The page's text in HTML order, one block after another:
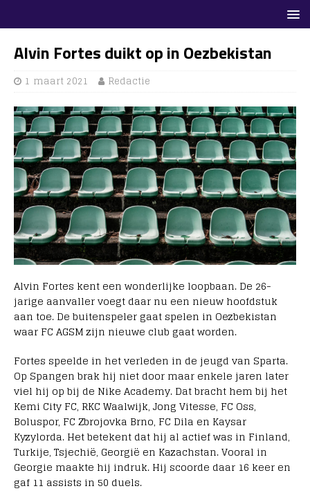
Alvin Fortes duikt op in Oezbekistan
1 maart 2021 Redactie
Alvin Fortes kent een wonderlijke loopbaan. De 26-
jarige aanvaller voegt daar nu een nieuw hoofdstuk
aan toe. De buitenspeler gaat spelen in Oezbekistan
waar FC AGSM zijn nieuwe club gaat worden.
Fortes speelde in het verleden in de jeugd van Sparta.
Op Spangen brak hij niet door maar enkele jaren later
viel hij op bij de Nike Academy. Dat bracht hem bij het
Kemi City FC, RKC Waalwijk, Jong Vitesse, FC Oss,
Boluspor, FC Zbrojovka Brno, FC Dila en Kaysar
Kyzylorda. Het betekent dat hij al actief was in Finland,
Turkije, Tsjechië, Georgië en Kazachstan. Vooral in
Georgie maakte hij indruk. Hij scoorde daar 16 keer en
gaf 11 assists in 50 duels.